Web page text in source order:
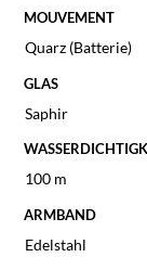
MOUVEMENT
Quarz (Batterie)
GLAS
Saphir
100 m
ARMBAND
Edelstahl